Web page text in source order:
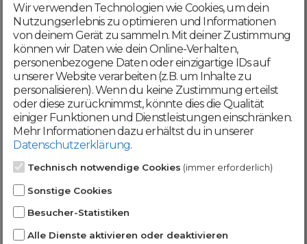
Mit deiner Registrierung bestätigst du,
dass du dieAGBund
Datenschutzerklärung akzeptierst
Weiter
Werde jetzt Teil der
DomainCatcher-
Community!
Nutze unsere Erfahrung und profitiere
Wir verwenden Technologien wie Cookies, um dein
Nutzungserlebnis zu optimieren und Informationen
von deinem Gerät zu sammeln. Mit deiner Zustimmung
können wir Daten wie dein Online-Verhalten,
personenbezogene Daten oder einzigartige IDs auf
unserer Website verarbeiten (z.B. um Inhalte zu
personalisieren). Wenn du keine Zustimmung erteilst
oder diese zurücknimmst, könnte dies die Qualität
einiger Funktionen und Dienstleistungen einschränken.
Mehr Informationen dazu erhältst du in unserer
Datenschutzerklärung.
Technisch notwendige Cookies (immer erforderlich)
Sonstige Cookies
Besucher-Statistiken
Alle Dienste aktivieren oder deaktivieren